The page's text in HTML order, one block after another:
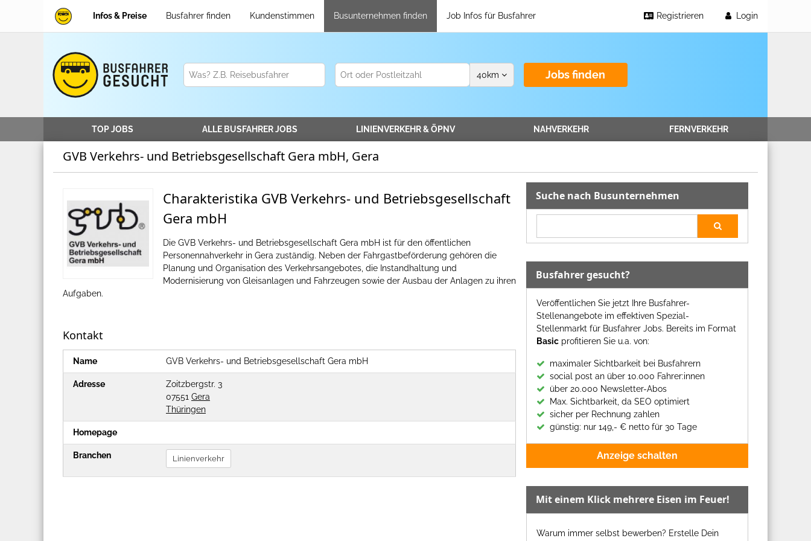
Infos & Preise Busfahrer finden Kundenstimmen Busunternehmen finden Job Infos für Busfahrer Login
Registrieren
40km Jobs finden
TOP JOBS ALLE BUSFAHRERJOBS LINIENVERKEHR& ÖPNV NAHVERKEHR FERNVERKEHR
GVB Verkehrs- und Betriebsgesellschaft Gera mbH, Gera
Charakteristika GVB Verkehrs- und Betriebsgesellschaft
Gera mbH
Die GVB Verkehrs- und Betriebsgesellschaft Gera mbH ist für den öffentlichen
Personennahverkehr in Gera zuständig. Neben der Fahrgastbeförderung gehören die
Planung und Organisation des Verkehrsangebotes, die Instandhaltung und
Modernisierung von Gleisanlagen und Fahrzeugen sowie der Ausbau der Anlagen zu ihren
Aufgaben.
Kontakt
Name GVB Verkehrs- und Betriebsgesellschaft Gera mbH
Adresse
Zoitzbergstr. 3
07551 Gera
Thüringen
Homepage
Branchen Linienverkehr
Suche nach Busunternehmen
Busfahrer gesucht?
Veröffentlichen Sie jetzt Ihre Busfahrer-
Stellenangebote im effektiven Spezial-
Stellenmarkt für Busfahrer Jobs. Bereits im Format
Basicprofitieren Sie u.a. von:
maximaler Sichtbarkeit bei Busfahrern
social post an über 10.000 Fahrer:innen
über 20.000 Newsletter-Abos
Max. Sichtbarkeit, da SEO optimiert
sicher per Rechnung zahlen
günstig: nur 149,- € netto für 30 Tage
Anzeige schalten
Mit einem Klick mehrere Eisen im Feuer!
Warum immer selbst bewerben? Erstelle Dein